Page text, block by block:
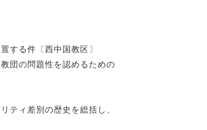
する件〔西中国教区〕
団の問題性を認めるための
ティ差別の歴史を総括し、